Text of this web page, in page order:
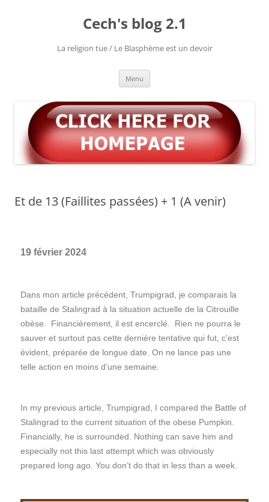
Cech's blog 2.1
La religion tue / Le Blasphème est un devoir
Menu
Et de 13 (Faillites passées) + 1 (A venir)
19 février 2024
Dans mon article précédent, Trumpigrad, je comparais la
bataille de Stalingrad à la situation actuelle de la Citrouille
obèse. Financièrement, il est encerclé. Rien ne pourra le
sauver et surtout pas cette dernière tentative qui fut, c’est
évident, préparée de longue date. On ne lance pas une
telle action en moins d’une semaine.
In my previous article, Trumpigrad, I compared the Battle of
Stalingrad to the current situation of the obese Pumpkin.
Financially, he is surrounded. Nothing can save him and
especially not this last attempt which was obviously
prepared long ago. You don’t do that in less than a week.